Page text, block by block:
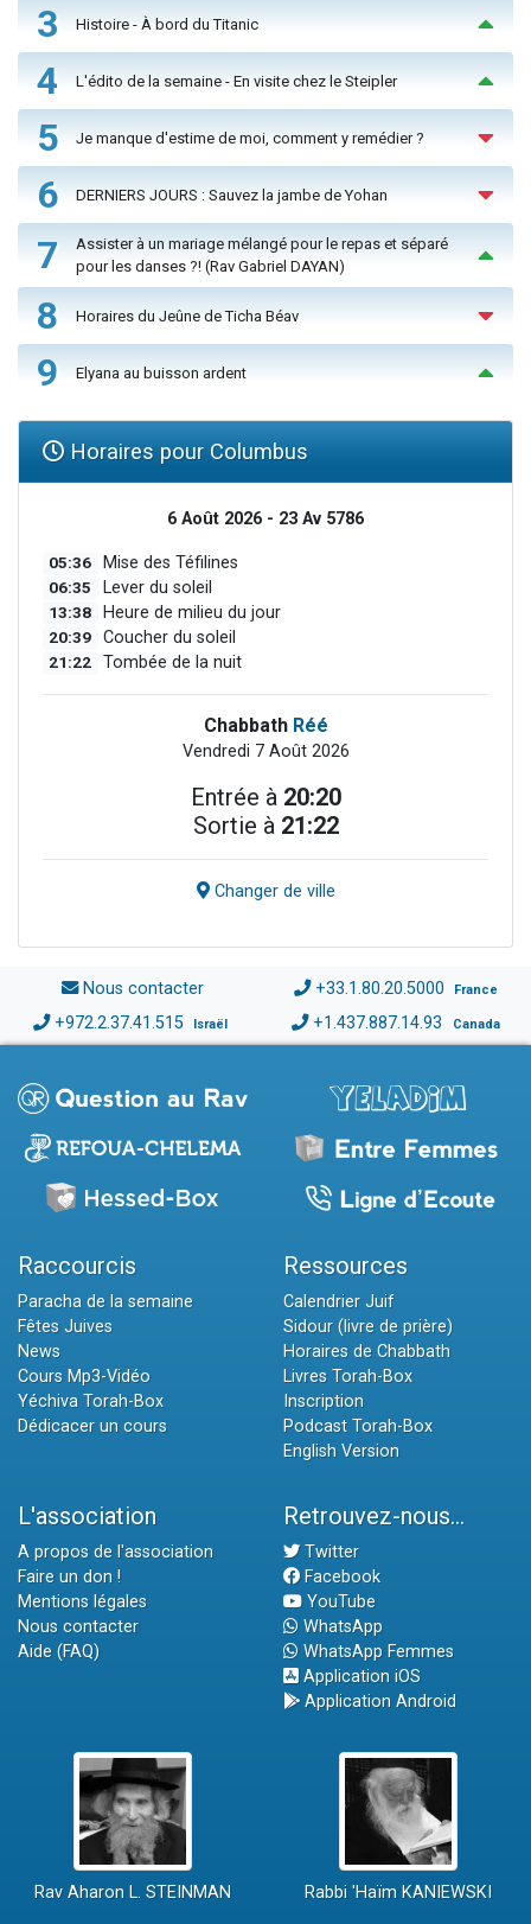
3 Histoire - À bord du Titanic
4 L'édito de la semaine - En visite chez le Steipler
5 Je manque d'estime de moi, comment y remédier ?
6 DERNIERS JOURS : Sauvez la jambe de Yohan
7
Assister à un mariage mélangé pour le repas et séparé
pour les danses ?! (Rav Gabriel DAYAN)
8 Horaires du Jeûne de Ticha Béav
9 Elyana au buisson ardent
Horaires pour Columbus
6 Août 2026 - 23 Av 5786
05:36 Mise des Téfilines
06:35 Lever du soleil
13:38 Heure de milieu du jour
20:39 Coucher du soleil
21:22 Tombée de la nuit
Chabbath Réé
Vendredi 7 Août 2026
Entrée à 20:20
Sortie à 21:22
Changer de ville
Nous contacter +33.1.80.20.5000 France
+972.2.37.41.515 Israël +1.437.887.14.93 Canada
Raccourcis
Paracha de la semaine
Fêtes Juives
News
Cours Mp3-Vidéo
Yéchiva Torah-Box
Dédicacer un cours
Ressources
Calendrier Juif
Sidour (livre de prière)
Horaires de Chabbath
Livres Torah-Box
Inscription
Podcast Torah-Box
English Version
L'association
A propos de l'association
Faire un don !
Mentions légales
Nous contacter
Aide (FAQ)
Retrouvez-nous...
Twitter
Facebook
YouTube
WhatsApp
WhatsApp Femmes
Application iOS
Application Android
Rav Aharon L. STEINMAN Rabbi 'Haïm KANIEWSKI